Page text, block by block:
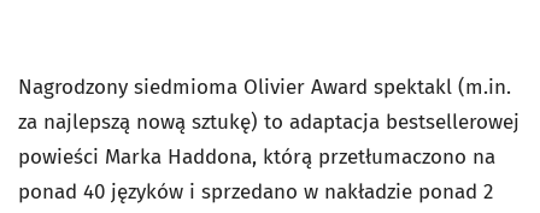
Nagrodzony siedmioma Olivier Award spektakl (m.in.
za najlepszą nową sztukę) to adaptacja bestsellerowej
powieści Marka Haddona, którą przetłumaczono na
ponad 40 języków i sprzedano w nakładzie ponad 2